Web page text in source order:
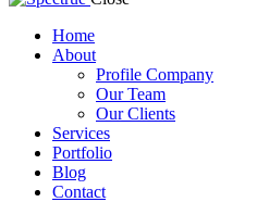
Home
About
Profile Company
Our Team
Our Clients
Services
Portfolio
Blog
Contact